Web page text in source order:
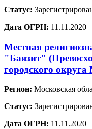
Статус:
Дата ОГРН: 11.11.2020
Местная
"Баязит"
городского
Регион: Московская
Статус:
Дата ОГРН: 11.11.2020